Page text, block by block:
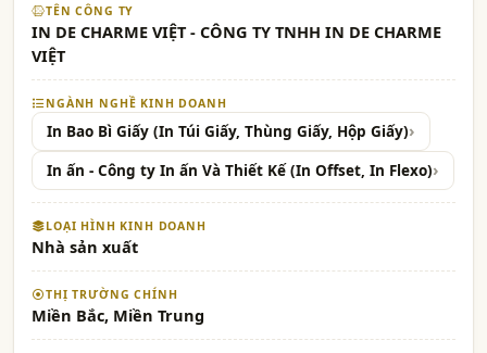
TÊN CÔNG TY
IN DE CHARME VIỆT - CÔNG TY TNHH IN DE CHARME
VIỆT
NGÀNH NGHỀ KINH DOANH
In Bao Bì Giấy (In Túi Giấy, Thùng Giấy, Hộp Giấy)
In ấn - Công ty In ấn Và Thiết Kế (In Offset, In Flexo)
LOẠI HÌNH KINH DOANH
Nhà sản xuất
THỊ TRƯỜNG CHÍNH
Miền Bắc, Miền Trung